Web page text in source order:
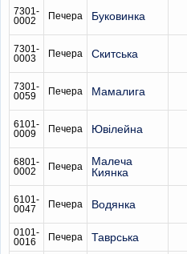
7301-
0002
Печера Буковинка
7301-
0003
Печера Скитська
7301-
0059
Печера Мамалига
6101-
0009
Печера Ювілейна
6801-
0002
Печера
Малеча
Киянка
6101-
0047
Печера Водянка
0101-
0016
Печера Таврська